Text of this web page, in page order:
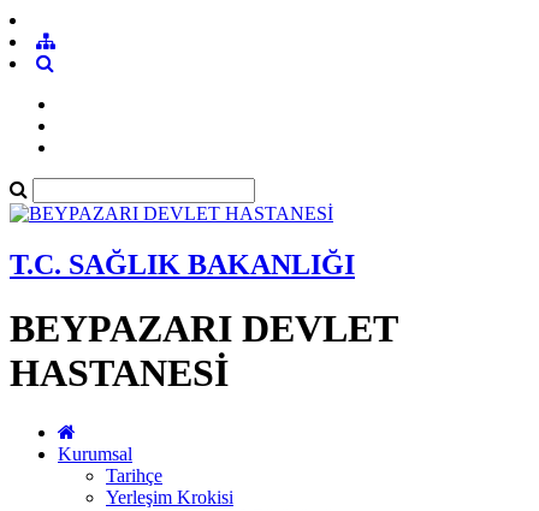
T.C. SAĞLIK BAKANLIĞI
BEYPAZARI DEVLET
HASTANESİ
Kurumsal
Tarihçe
Yerleşim Krokisi